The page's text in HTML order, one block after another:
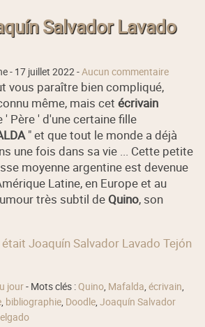
Salvador Lavado
- 17 juillet 2022-Aucun commentaire
vous paraître bien compliqué,
même, mais cetécrivain
' Père ' d'une certaine fille
" et que tout le monde a déjà
une fois dans sa vie ... Cette petite
moyenne argentine est devenue
Latine, en Europe et au
très subtil de Quino, son
Joaquín Salvador Lavado Tejón
jour- Mots clés :Quino, Mafalda,écrivain,
, bibliographie, Doodle,Joaquín Salvador